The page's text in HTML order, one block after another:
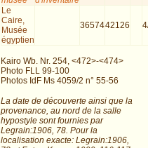
Le
Caire,
Musée
égyptien
3657442126
Kairo Wb. Nr. 254, <472>-<474>
Photo FLL 99-100
Photos IdF Ms 4059/2 n° 55-56
La date de découverte ainsi que la
provenance, au nord de la salle
hypostyle sont fournies par
Legrain:1906, 78. Pour la
localisation exacte: Legrain:1906,